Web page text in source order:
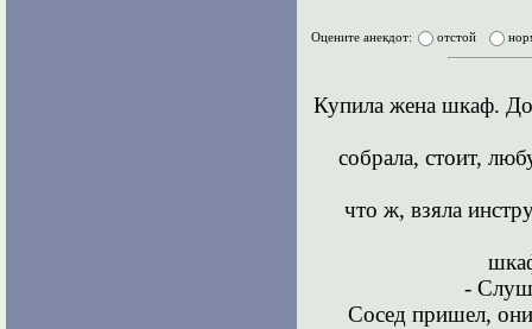
Оцените анекдот: отстой
Купила жена шкаф.
собрала, стоит,
что ж, взяла
-
Сосед пришел,